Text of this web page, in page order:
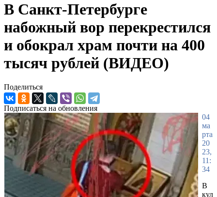
В Санкт-Петербурге
набожный вор перекрестился
и обокрал храм почти на 400
тысяч рублей (ВИДЕО)
Поделиться
Подписаться на обновления
04
ма
рта
20
23,
11:
34
В
кул